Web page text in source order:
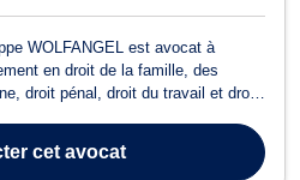
WOLFANGEL est avocat à
en droit de la famille, des
droit pénal, droit du travail et droit
WOLFANGEL a une activité
cet avocat